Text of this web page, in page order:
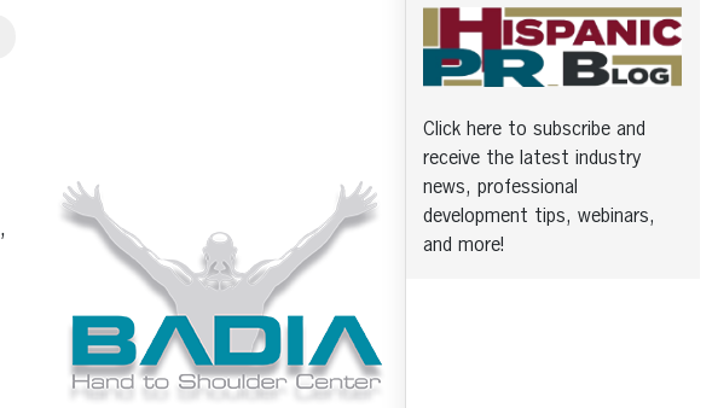
,
Click here to subscribe and
receive the latest industry
news, professional
development tips, webinars,
and more!